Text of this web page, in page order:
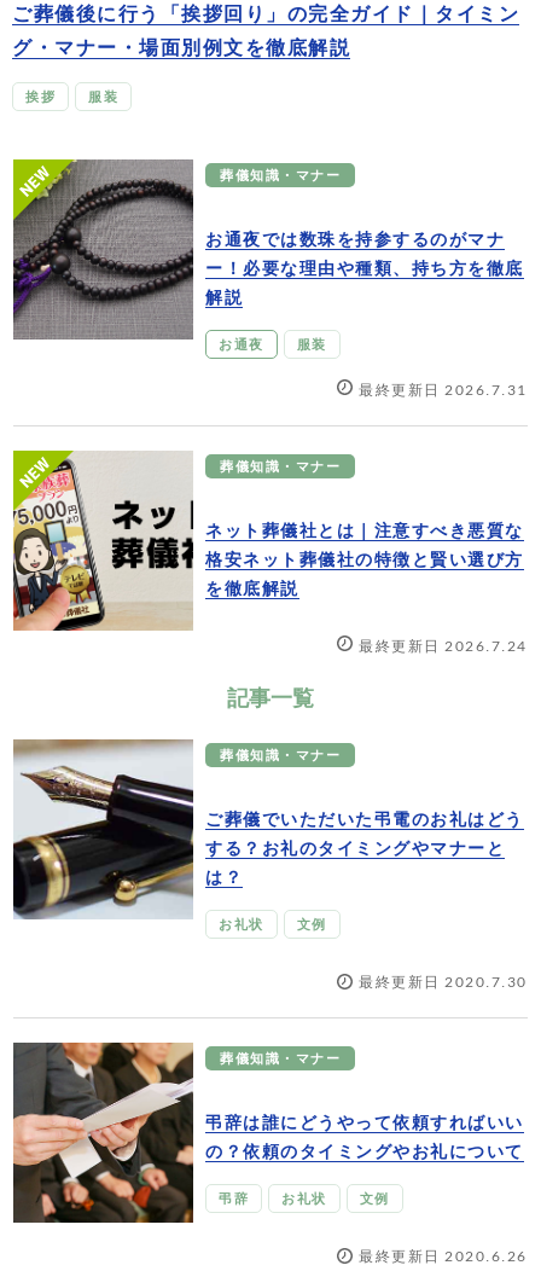
ご葬儀後に行う「挨拶回り」の完全ガイド｜タイミン
グ・マナー・場面別例文を徹底解説
挨拶 服装
葬儀知識・マナー
お通夜では数珠を持参するのがマナ
ー！必要な理由や種類、持ち方を徹底
解説
お通夜 服装
最終更新日 2026.7.31
葬儀知識・マナー
ネット葬儀社とは｜注意すべき悪質な
格安ネット葬儀社の特徴と賢い選び方
を徹底解説
最終更新日 2026.7.24
記事一覧
葬儀知識・マナー
ご葬儀でいただいた弔電のお礼はどう
する？お礼のタイミングやマナーと
は？
お礼状 文例
最終更新日 2020.7.30
葬儀知識・マナー
弔辞は誰にどうやって依頼すればいい
の？依頼のタイミングやお礼について
弔辞 お礼状 文例
最終更新日 2020.6.26